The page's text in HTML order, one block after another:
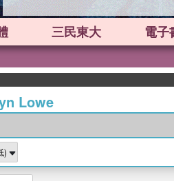
三民東大 電子
Lowe